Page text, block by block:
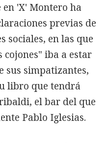
'X' Montero ha
previas de
sociales, en las que
cojones" iba a estar
sus simpatizantes,
libro que tendrá
el bar del que
Pablo Iglesias.